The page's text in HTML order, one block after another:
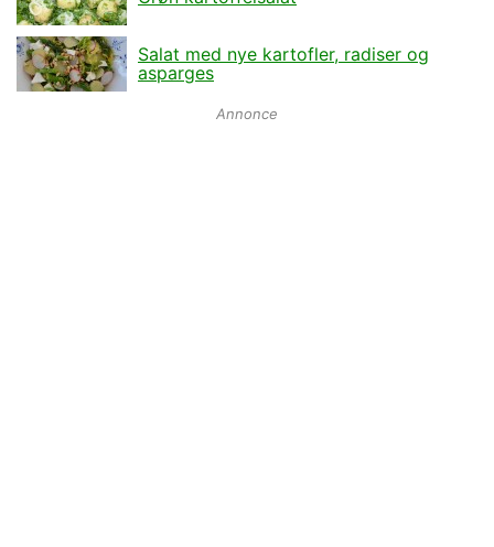
Salat med nye kartofler, radiser og
asparges
Annonce